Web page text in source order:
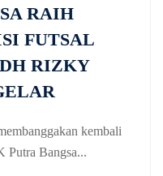
RAIH
FUTSAL
RIZKY
kembali
Putra Bangsa...